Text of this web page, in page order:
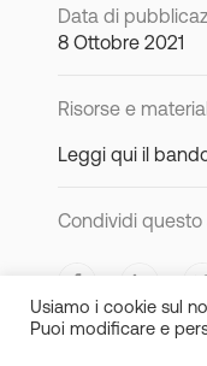
Data di
8 Ottobre 2021
Risorse e
Leggi qui il
Condividi questo
Usiamo i cookie sul
Puoi modificare e